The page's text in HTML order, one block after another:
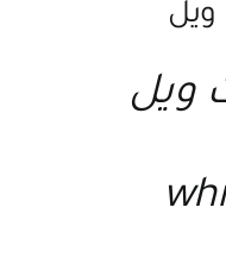
ويل